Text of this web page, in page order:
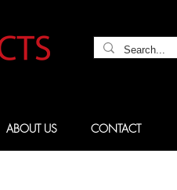
ABOUT US CONTACT